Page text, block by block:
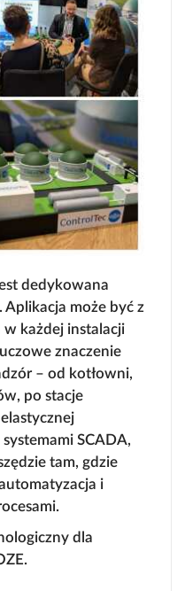
dedykowana
Aplikacja może być z
każdej instalacji
znaczenie
– od kotłowni,
po stacje
SCADA,
tam, gdzie
i
dla